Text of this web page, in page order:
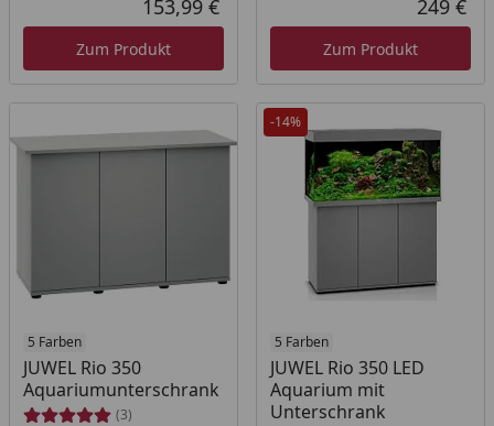
Aktueller Preis
153,99 €
Zum Produkt
249 €
Zum Produkt
5 Farben
JUWEL Rio 350
Aquariumunterschrank
(3)
-14%
5 Farben
JUWEL Rio 350 LED
Aquarium mit
Unterschrank